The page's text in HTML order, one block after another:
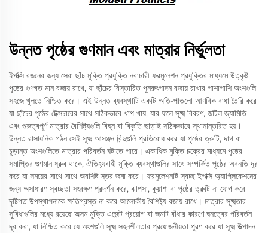
উন্নত পৃষ্ঠের গুণমান এবং মাত্রার নির্ভুলতা
ইপক্সি রজনের জন্য সেরা ছাঁচ মুক্তি প্রযুক্তি নবাচারী ফরমুলেশন প্রযুক্তির মাধ্যমে উত্কৃষ্ট
পৃষ্ঠের গুণগত মান বজায় রাখে, যা ছাঁচের বিস্তারিত পুনরুৎপাদন বজায় রাখার পাশাপাশি অংশগুলি
সহজে খুলতে নিশ্চিত করে। এই উন্নত ব্যবস্থাটি একটি অতি-পাতলো আণবিক বাধা তৈরি করে
যা ছাঁচের পৃষ্ঠের টেক্সচারের সাথে সঠিকভাবে খাপ খায়, যার ফলে সূক্ষ্ম বিবরণ, জটিল জ্যামিতি
এবং গুরুত্বপূর্ণ মাত্রার বৈশিষ্ট্যগুলি বিঘ্ন বা বিকৃতি ছাড়াই সঠিকভাবে স্থানান্তরিত হয়।
উন্নত রাসায়নিক গঠন সেই সূক্ষ্ম আসঞ্জন বিন্দুগুলি প্রতিরোধ করে যা পৃষ্ঠের ত্রুটি, দাগ বা
চূড়ান্ত অংশগুলিতে মাত্রার পরিবর্তন ঘটাতে পারে। একাধিক মুক্তি চক্রের মাধ্যমে পৃষ্ঠের
সমাপ্তির গুণমান ধ্রুব থাকে, ঐতিহ্যবাহী মুক্তি ব্যবস্থাগুলির সাথে সম্পর্কিত পৃষ্ঠের অবনতি দূর
করে যা সময়ের সাথে সাথে অবশিষ্ট স্তর জমা করে। ফরমুলেশনটি স্বচ্ছ ইপক্সি অ্যাপ্লিকেশনের
জন্য অসাধারণ স্বচ্ছতা সংরক্ষণ প্রদর্শন করে, ঝাপসা, কুয়াশা বা পৃষ্ঠের ত্রুটি না যোগ করে
দৃষ্টিগত উপস্থাপনাকে ক্ষতিগ্রস্ত না করে আলোকীয় বৈশিষ্ট্য বজায় রাখে। মাত্রার সূক্ষ্মতার
সুবিধাগুলির মধ্যে রয়েছে অসম মুক্তি এজেন্ট প্রয়োগ বা জমাট বাঁধার কারণে ঘনত্বের পরিবর্তন
দূর করা, যা নিশ্চিত করে যে অংশগুলি সূক্ষ্ম সহনশীলতার প্রয়োজনীয়তা পূরণ করে যা সূক্ষ্ম উত্পাদন